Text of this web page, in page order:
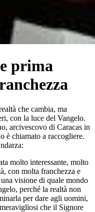
prima
che cambia, ma
con la luce del Vangelo.
arcivescovo di Caracas in
è chiamato a raccogliere.
molto interessante, molto
con molta franchezza e
visione di quale mondo
perché la realtà non
per dare agli uomini,
che il Signore